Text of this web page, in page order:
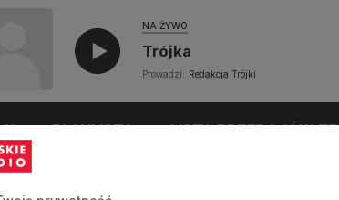
NA ŻYWO
Trójka
Prowadzi: Redakcja Trójki
PLAYLISTA LISTA PRZEBOJÓW